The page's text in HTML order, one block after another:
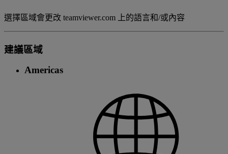
選擇區域會更改 teamviewer.com 上的語言和/或內容
建議區域
Americas